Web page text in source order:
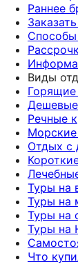
Море
общем,
широкий
помочь.
Спасибо
Раннее
Виды
Речные
Отдых с
Туры на
Туры на
Туры на
Туры на
Что